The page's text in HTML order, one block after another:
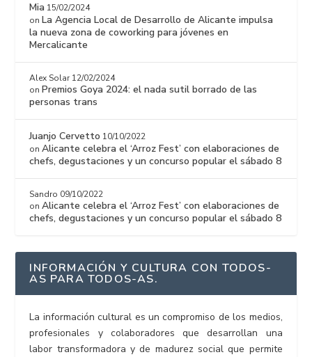
Mia 15/02/2024
onLa Agencia Local de Desarrollo de Alicante impulsa
la nueva zona de coworking para jóvenes en
Mercalicante
Alex Solar 12/02/2024
onPremios Goya 2024: el nada sutil borrado de las
personas trans
Juanjo Cervetto 10/10/2022
onAlicante celebra el ‘Arroz Fest’ con elaboraciones de
chefs, degustaciones y un concurso popular el sábado 8
Sandro 09/10/2022
onAlicante celebra el ‘Arroz Fest’ con elaboraciones de
chefs, degustaciones y un concurso popular el sábado 8
INFORMACIÓN Y CULTURA CON TODOS-
AS PARA TODOS-AS.
La información cultural es un compromiso de los medios,
profesionales y colaboradores que desarrollan una
labor transformadora y de madurez social que permite